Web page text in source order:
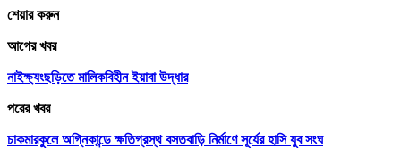
শেয়ার করুন
আগের খবর
নাইক্ষ্যংছড়িতে মালিকবিহীন ইয়াবা উদ্ধার
পরের খবর
চাকমারকুলে অগ্নিকান্ডে ক্ষতিগ্রস্থ বসতবাড়ি নির্মাণে সূর্যের হাসি যুব সংঘ